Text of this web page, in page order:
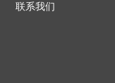
联系我们